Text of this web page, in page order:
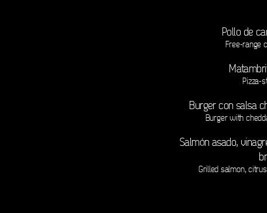
Pollo de
Free-range
Pizza-
Burger con salsa
Burger with
Salmón asado,
Grilled salmon,